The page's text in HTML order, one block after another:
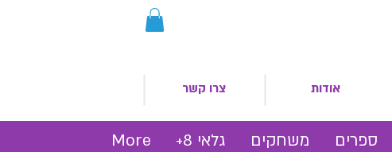
ספרים משחקים גלאי 8+ More
צרו קשר אודות